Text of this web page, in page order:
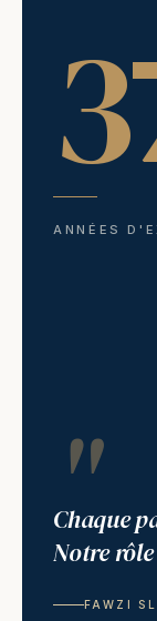
ANNÉES
"
Chaque
Notre
FAWZI